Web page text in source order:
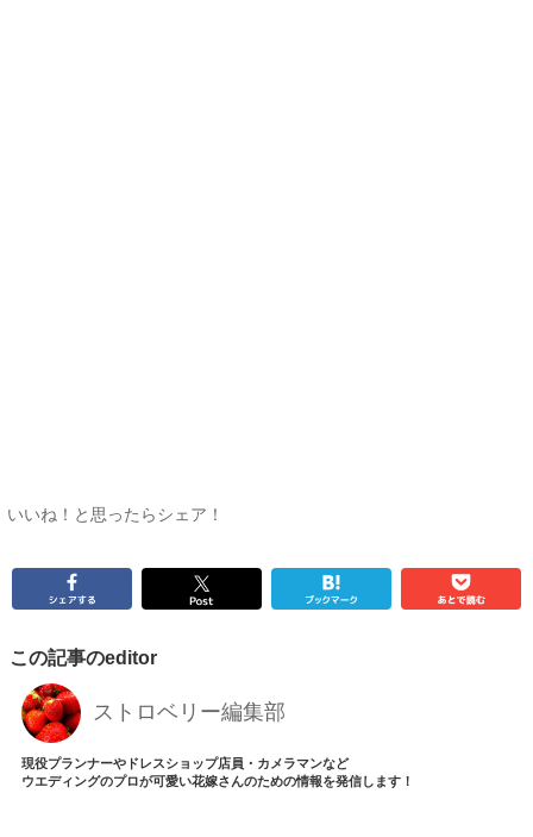
いいね！と思ったらシェア！
この記事のeditor
ストロベリー編集部
現役プランナーやドレスショップ店員・カメラマンなど
ウエディングのプロが可愛い花嫁さんのための情報を発信します！